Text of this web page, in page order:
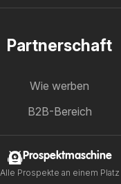
Partnerschaft
Wie werben
B2B-Bereich
Prospektmaschine
Alle Prospekte an einem Platz